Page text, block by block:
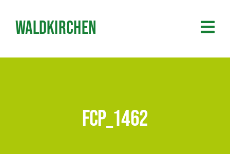
Inhalt
springen
Waldkirchen
FCP_1462